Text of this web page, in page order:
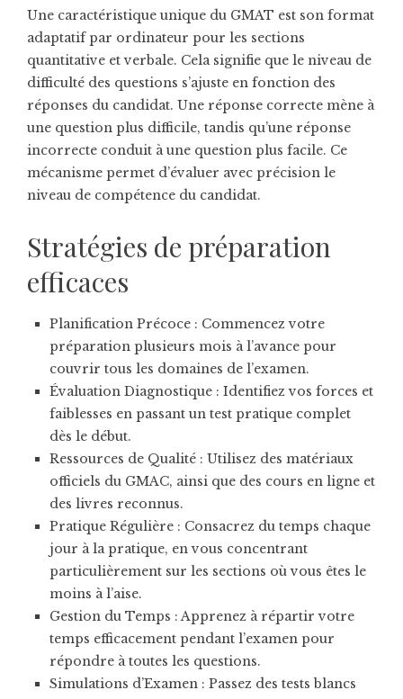
Une caractéristique unique du GMAT est son format
adaptatif par ordinateur pour les sections
quantitative et verbale. Cela signifie que le niveau de
difficulté des questions s’ajuste en fonction des
réponses du candidat. Une réponse correcte mène à
une question plus difficile, tandis qu’une réponse
incorrecte conduit à une question plus facile. Ce
mécanisme permet d’évaluer avec précision le
niveau de compétence du candidat.
Stratégies de préparation
efficaces
Planification Précoce : Commencez votre
préparation plusieurs mois à l’avance pour
couvrir tous les domaines de l’examen.
Évaluation Diagnostique : Identifiez vos forces et
faiblesses en passant un test pratique complet
dès le début.
Ressources de Qualité : Utilisez des matériaux
officiels du GMAC, ainsi que des cours en ligne et
des livres reconnus.
Pratique Régulière : Consacrez du temps chaque
jour à la pratique, en vous concentrant
particulièrement sur les sections où vous êtes le
moins à l’aise.
Gestion du Temps : Apprenez à répartir votre
temps efficacement pendant l’examen pour
répondre à toutes les questions.
Simulations d’Examen : Passez des tests blancs